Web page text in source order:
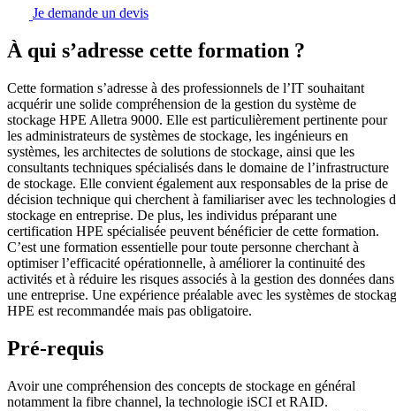
Je demande un devis
À qui s’adresse cette formation ?
Cette formation s’adresse à des professionnels de l’IT souhaitant
acquérir une solide compréhension de la gestion du système de
stockage HPE Alletra 9000. Elle est particulièrement pertinente pour
les administrateurs de systèmes de stockage, les ingénieurs en
systèmes, les architectes de solutions de stockage, ainsi que les
consultants techniques spécialisés dans le domaine de l’infrastructure
de stockage. Elle convient également aux responsables de la prise de
décision technique qui cherchent à familiariser avec les technologies
stockage en entreprise. De plus, les individus préparant une
certification HPE spécialisée peuvent bénéficier de cette formation.
C’est une formation essentielle pour toute personne cherchant à
optimiser l’efficacité opérationnelle, à améliorer la continuité des
activités et à réduire les risques associés à la gestion des données dans
une entreprise. Une expérience préalable avec les systèmes de
HPE est recommandée mais pas obligatoire.
Pré-requis
Avoir une compréhension des concepts de stockage en général
notamment la fibre channel, la technologie iSCI et RAID.